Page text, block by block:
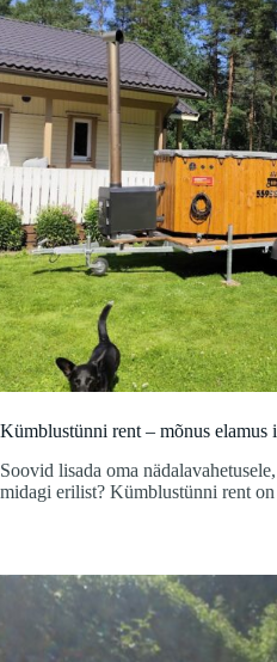
Kümblustünni rent – mõnus elamus
Soovid lisada oma
midagi erilist? Kümblustünni rent